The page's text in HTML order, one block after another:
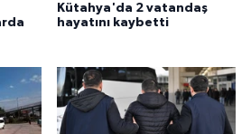
Kütahya'da 2 vatandaş
hayatını kaybetti